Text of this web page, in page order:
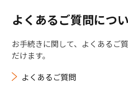
よくあるご質問につ
お手続きに関して、よくあるご
だけます。
よくあるご質問